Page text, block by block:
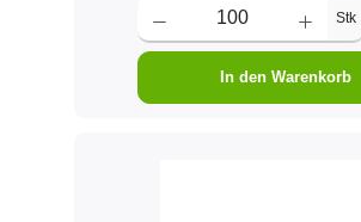
Stk
In den Warenkorb